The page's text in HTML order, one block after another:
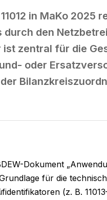
in MaKo 2025
den
zentral für die
oder
Dokument
für die
(z. B.